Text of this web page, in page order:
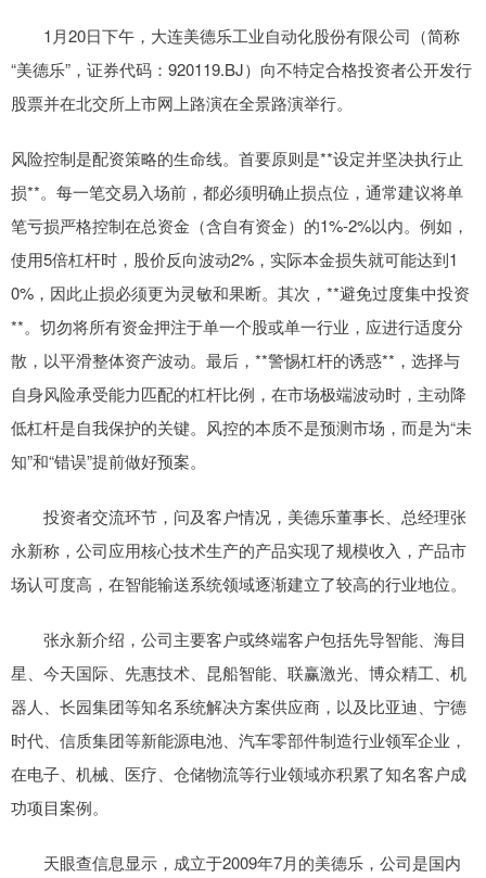
1月20日下午，大连美德乐工业自动化股份有限公司（简称
“美德乐”，证券代码：920119.BJ）向不特定合格投资者公开发行
股票并在北交所上市网上路演在全景路演举行。
风险控制是配资策略的生命线。首要原则是**设定并坚决执行止
损**。每一笔交易入场前，都必须明确止损点位，通常建议将单
笔亏损严格控制在总资金（含自有资金）的1%-2%以内。例如，
使用5倍杠杆时，股价反向波动2%，实际本金损失就可能达到1
0%，因此止损必须更为灵敏和果断。其次，**避免过度集中投资
**。切勿将所有资金押注于单一个股或单一行业，应进行适度分
散，以平滑整体资产波动。最后，**警惕杠杆的诱惑**，选择与
自身风险承受能力匹配的杠杆比例，在市场极端波动时，主动降
低杠杆是自我保护的关键。风控的本质不是预测市场，而是为“未
知”和“错误”提前做好预案。
投资者交流环节，问及客户情况，美德乐董事长、总经理张
永新称，公司应用核心技术生产的产品实现了规模收入，产品市
场认可度高，在智能输送系统领域逐渐建立了较高的行业地位。
张永新介绍，公司主要客户或终端客户包括先导智能、海目
星、今天国际、先惠技术、昆船智能、联赢激光、博众精工、机
器人、长园集团等知名系统解决方案供应商，以及比亚迪、宁德
时代、信质集团等新能源电池、汽车零部件制造行业领军企业，
在电子、机械、医疗、仓储物流等行业领域亦积累了知名客户成
功项目案例。
天眼查信息显示，成立于2009年7月的美德乐，公司是国内